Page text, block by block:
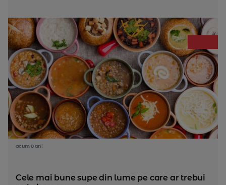
acum 8 ani
Cele mai bune supe din lume pe care ar trebui